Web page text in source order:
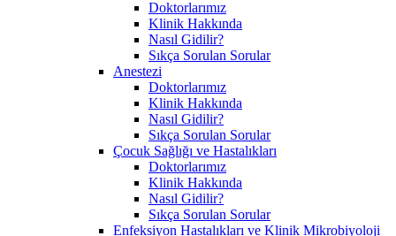
Doktorlarımız
Klinik Hakkında
Nasıl Gidilir?
Sıkça Sorulan Sorular
Anestezi
Doktorlarımız
Klinik Hakkında
Nasıl Gidilir?
Sıkça Sorulan Sorular
Çocuk Sağlığı ve Hastalıkları
Doktorlarımız
Klinik Hakkında
Nasıl Gidilir?
Sıkça Sorulan Sorular
Enfeksiyon Hastalıkları ve Klinik Mikrobiyoloji